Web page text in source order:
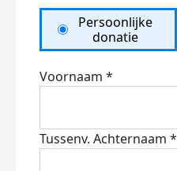
Persoonlijke
donatie
Voornaam *
Tussenv. Achternaam *